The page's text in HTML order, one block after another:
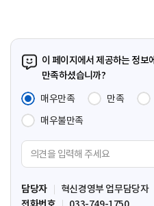
이 페이지에서 제공하는 정보
만족하셨습니까?
매우만족
만족
매우불만족
견
입
력
담당자
혁신경영부 업무담당자